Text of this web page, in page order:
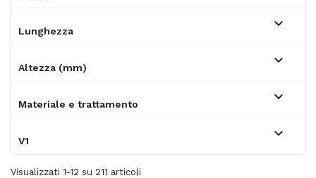
lunghezza 
altezza (mm) 
materiale e trattamento 
v1 
Visualizzati 1-12 su 211 articoli